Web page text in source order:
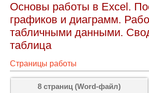
Основы работы в Excel.
графиков и диаграмм.
табличными данными.
таблица
Страницы работы
8 страниц (Word-файл)